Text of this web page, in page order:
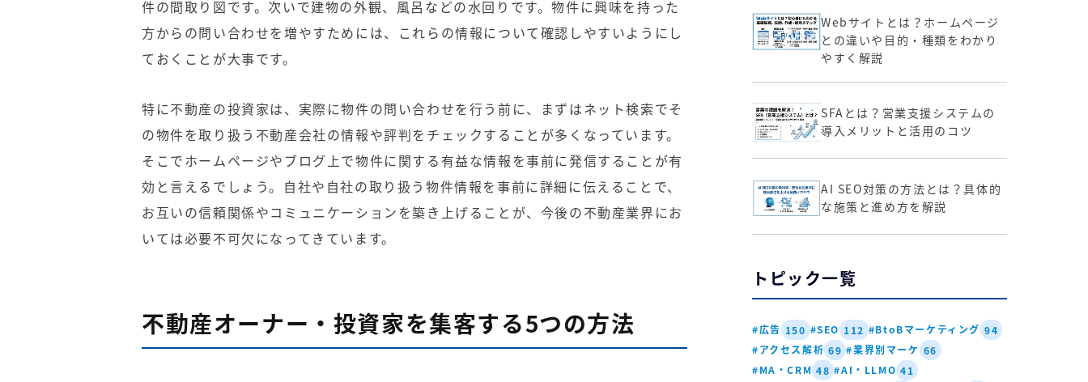
件の間取り図です。次いで建物の外観、風呂などの水回りです。物件に興味を持った
方からの問い合わせを増やすためには、これらの情報について確認しやすいようにし
ておくことが大事です。
特に不動産の投資家は、実際に物件の問い合わせを行う前に、まずはネット検索でそ
の物件を取り扱う不動産会社の情報や評判をチェックすることが多くなっています。
そこでホームページやブログ上で物件に関する有益な情報を事前に発信することが有
効と言えるでしょう。自社や自社の取り扱う物件情報を事前に詳細に伝えることで、
お互いの信頼関係やコミュニケーションを築き上げることが、今後の不動産業界にお
いては必要不可欠になってきています。
不動産オーナー・投資家を集客する5つの方法
Webサイトとは？ホームページ
との違いや目的・種類をわかり
やすく解説
SFAとは？営業支援システムの
導入メリットと活用のコツ
AI SEO対策の方法とは？具体的
な施策と進め方を解説
トピック一覧
#広告 150 #SEO 112 #BtoBマーケティング 94
#アクセス解析 69 #業界別マーケ 66
#MA・CRM 48 #AI・LLMO 41